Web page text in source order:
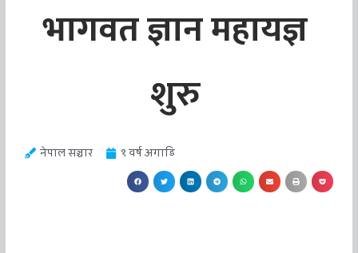
भागवत ज्ञान महायज्ञ
शुरु
नेपाल सञ्चार १ वर्ष अगाडि